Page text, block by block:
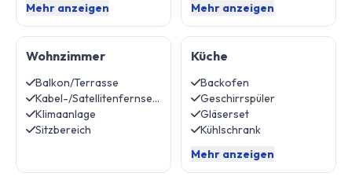
Mehr anzeigen
Mehr anzeigen
Wohnzimmer
Balkon/Terrasse
Kabel-/Satellitenfernsehen
Klimaanlage
Sitzbereich
Küche
Backofen
Geschirrspüler
Gläserset
Kühlschrank
Mehr anzeigen